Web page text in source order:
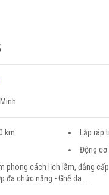
km
Lắp
Động cơ
phong cách lịch lãm, đẳng
đa chức năng - Ghế da ...